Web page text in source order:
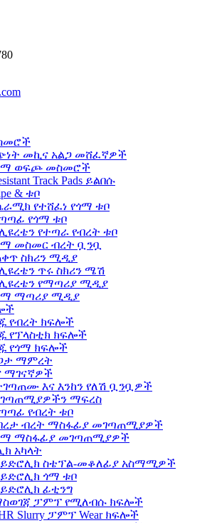
መኪና አልጋ መሸፈኛዎች
ወፍጮ መስመሮች
Track Pads ይልበሱ
& ቱቦ
የተሸፈነ የጎማ ቱቦ
የጎማ ቱቦ
የተጣራ የብረት ቱቦ
መስመር ብረት ቧንቧ
ስክሪን ሚዲያ
ጥሩ ስክሪን ሜሽ
የማጣሪያ ሚዲያ
ማጣሪያ ሚዲያ
የብረት ክፍሎች
የፕላስቲክ ክፍሎች
የጎማ ክፍሎች
ማምረት
ማገናኛዎች
እና እንከን የለሽ ቧንቧዎች
ማፍረስ
የብረት ቱቦ
ብረት ማስፋፊያ መገጣጠሚያዎች
ማስፋፊያ መገጣጠሚያዎች
አካላት
ስቴፕል-መቆለፊያ አስማሚዎች
ጎማ ቱቦ
ፊቲንግ
ፓምፕ የሚለብሱ ክፍሎች
Slurry ፓምፕ Wear ክፍሎች